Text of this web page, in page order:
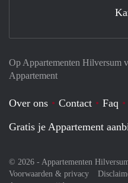
Op Appartementen Hilversum
Appartement
Over ons Contact Faq
Gratis je Appartement
© 2026 - Appartementen
Voorwaarden & privacy